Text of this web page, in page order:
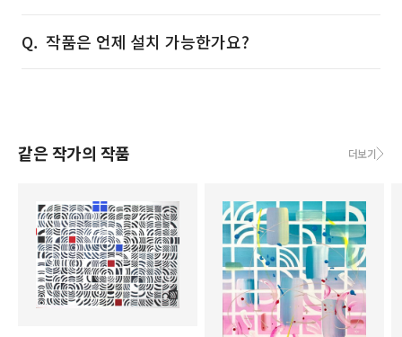
작품은 언제 설치 가능한가요?
같은 작가의 작품 더보기